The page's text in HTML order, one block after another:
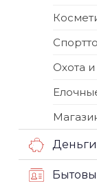
Охота